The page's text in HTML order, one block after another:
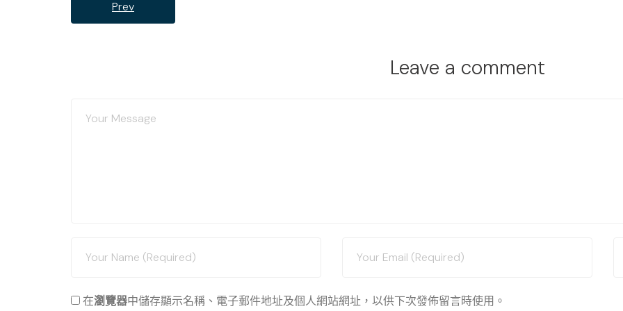
Prev
Leave a comment
在瀏覽器中儲存顯示名稱、電子郵件地址及個人網站網址，以供下次發佈留言時使用。